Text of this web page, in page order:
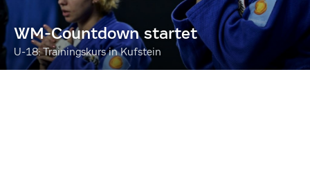
WM-Countdown startet
U-18: Trainingskurs in Kufstein